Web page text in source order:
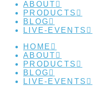
ABOUT
PRODUCTS
BLOG
LIVE-EVENTS
HOME
ABOUT
PRODUCTS
BLOG
LIVE-EVENTS